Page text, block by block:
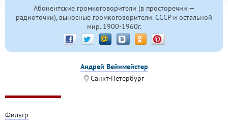
Абонентские громкоговорители (в просторечии —
радиоточки), выносные громкоговорители. СССР и остальной
мир. 1900-1960г.
Андрей Вейнмейстер
Санкт-Петербург
Фильтр